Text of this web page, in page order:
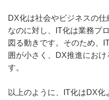
DX化は社会やビジネスの
なのに対し、IT化は業務プ
図る動きです。そのため、
囲が小さく、DX推進にお
す。
以上のように、IT化はDX